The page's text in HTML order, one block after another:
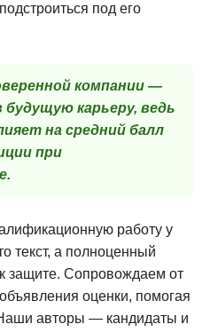
под его
компании —
карьеру, ведь
на средний балл
при
работу у
текст, а полноценный
защите. Сопровождаем от
оценки, помогая
авторы — кандидаты и